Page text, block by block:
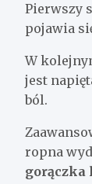
Pierwszy
pojawia
W
jest
ból.
ropna
gorączka